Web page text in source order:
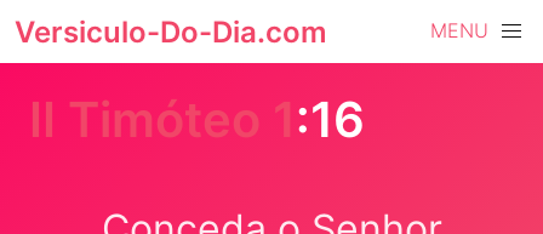
Versiculo-Do-Dia.com MENU
II Timóteo 1:16